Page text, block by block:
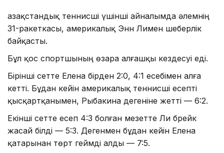
Қазақстандық теннисші үшінші айналымда әлемнің
31-ракеткасы, америкалық Энн Лимен шеберлік
байқасты.
Бұл қос спортшының өзара алғашқы кездесуі еді.
Бірінші сетте Елена бірден 2:0, 4:1 есебімен алға
кетті. Бұдан кейін америкалық теннисші есепті
қысқартқанымен, Рыбакина дегеніне жетті — 6:2.
Екінші сетте есеп 4:3 болған мезетте Ли брейк
жасай білді — 5:3. Дегенмен бұдан кейін Елена
қатарынан төрт геймді алды — 7:5.